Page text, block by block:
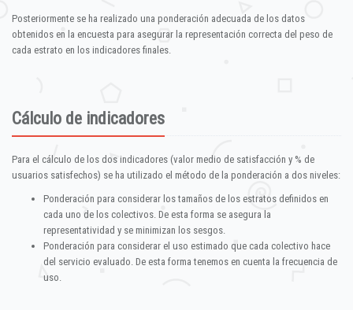
Posteriormente se ha realizado una ponderación adecuada de los datos
obtenidos en la encuesta para asegurar la representación correcta del peso de
cada estrato en los indicadores finales.
Cálculo de indicadores
Para el cálculo de los dos indicadores (valor medio de satisfacción y % de
usuarios satisfechos) se ha utilizado el método de la ponderación a dos niveles:
Ponderación para considerar los tamaños de los estratos definidos en
cada uno de los colectivos. De esta forma se asegura la
representatividad y se minimizan los sesgos.
Ponderación para considerar el uso estimado que cada colectivo hace
del servicio evaluado. De esta forma tenemos en cuenta la frecuencia de
uso.